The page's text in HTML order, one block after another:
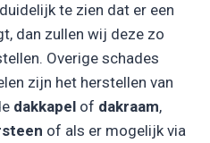
te zien dat er een
dan zullen wij deze zo
Overige schades
zijn het herstellen van
dakkapel of dakraam,
of als er mogelijk via